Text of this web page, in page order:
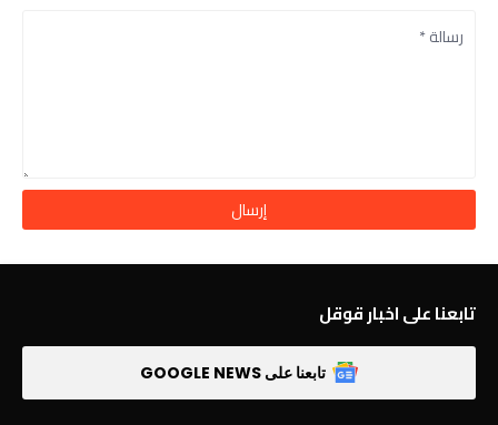
تابعنا على اخبار قوقل
تابعنا على GOOGLE NEWS